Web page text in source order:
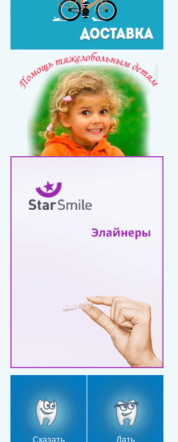
Сказать Дать